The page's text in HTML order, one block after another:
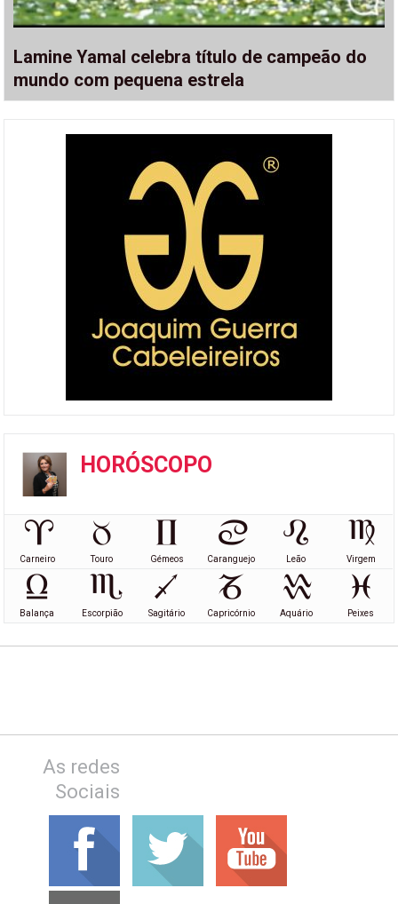
Lamine Yamal celebra título de campeão do
mundo com pequena estrela
HORÓSCOPO
Carneiro Touro Gémeos Caranguejo Leão Virgem
Balança Escorpião Sagitário Capricórnio Aquário Peixes
As redes
Sociais